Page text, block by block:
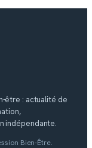
être : actualité de
indépendante.
Bien-Être.